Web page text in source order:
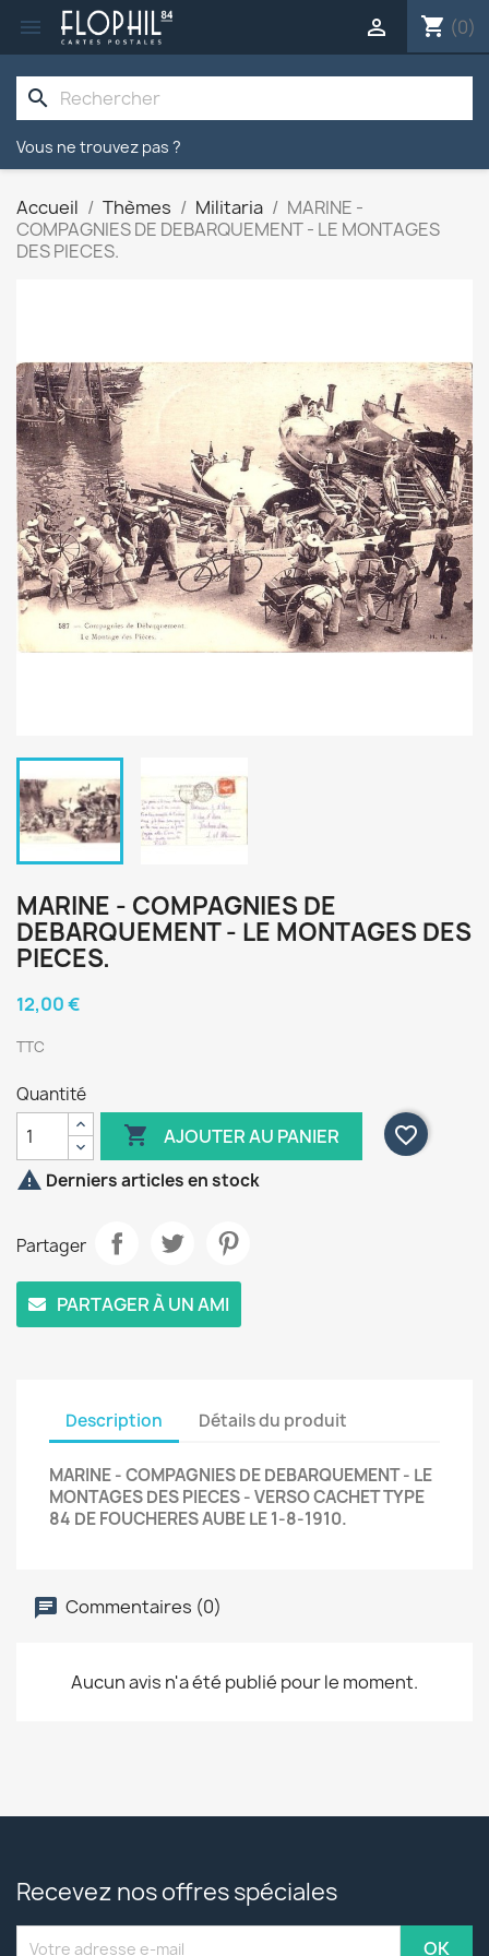
 shopping_cart (0)

search
Vous ne trouvez pas ?
Accueil Thèmes Militaria
MARINE -
COMPAGNIES DE DEBARQUEMENT - LE MONTAGES
DES PIECES.
MARINE - COMPAGNIES DE
DEBARQUEMENT - LE MONTAGES DES
PIECES.
12,00 €
TTC
Quantité
 AJOUTER AU PANIER
favorite_border
 Derniers articles en stock
Partager
PARTAGER À UN AMI
Description Détails du produit
MARINE - COMPAGNIES DE DEBARQUEMENT - LE
MONTAGES DES PIECES - VERSO CACHET TYPE
84 DE FOUCHERES AUBE LE 1-8-1910.
Commentaires (0)
Aucun avis n'a été publié pour le moment.
Recevez nos offres spéciales